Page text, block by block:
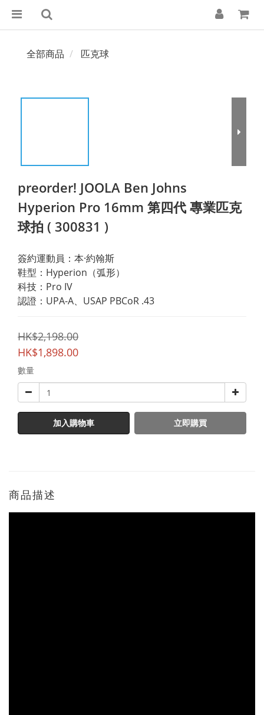
全部商品 匹克球
preorder! JOOLA Ben Johns
Hyperion Pro 16mm 第四代 專業匹克
球拍 ( 300831 )
簽約運動員：本·約翰斯
鞋型：Hyperion（弧形）
科技：Pro IV
認證：UPA-A、USAP PBCoR .43
HK$2,198.00
HK$1,898.00
數量
加入購物車 立即購買
商品描述